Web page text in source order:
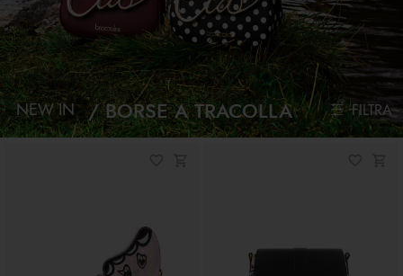
NEW IN BORSE A TRACOLLA FILTRA